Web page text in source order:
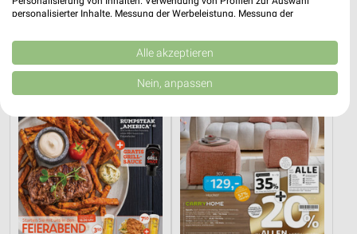
personalisierter Inhalte. Messung der Werbeleistung. Messung der
Kombinationen von Daten aus verschiedenen Quellen. Entwicklung und
Verbesserung der Angebote. Verwendung reduzierter Daten zur Auswahl
von Inhalten.
Daten können außerhalb der Europäischen Union weitergegeben und in die
Website/App.
Partnerliste anzeigen (1 IAB-Anbieter)
Wir nutzen Ihre Daten für folgende Zwecke:
IAB-Verarbeitungszwecke:
Speichern von oder Zugriff auf Informationen
auf einem Endgerät
Alle akzeptieren
Nein, anpassen